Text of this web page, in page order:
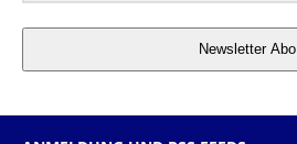
Newsletter Abo